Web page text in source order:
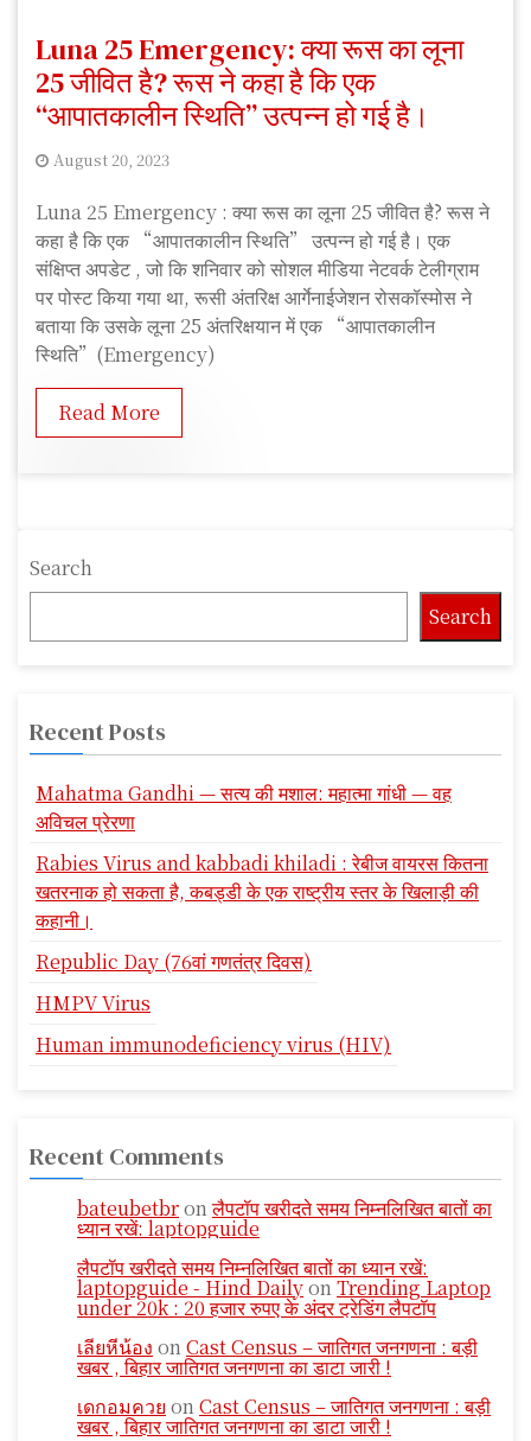
Luna 25 Emergency: क्या रूस का लूना
25 जीवित है? रूस ने कहा है कि एक
“आपातकालीन स्थिति” उत्पन्न हो गई है।
August 20, 2023
S
f
e
e
d
Luna 25 Emergency : क्या रूस का लूना 25 जीवित है? रूस ने
कहा है कि एक “आपातकालीन स्थिति” उत्पन्न हो गई है। एक
संक्षिप्त अपडेट , जो कि शनिवार को सोशल मीडिया नेटवर्क टेलीग्राम
पर पोस्ट किया गया था, रूसी अंतरिक्ष आर्गेनाईजेशन रोसकॉस्मोस ने
बताया कि उसके लूना 25 अंतरिक्षयान में एक “आपातकालीन
स्थिति”(Emergency)
Read More
Search
Search
Recent Posts
Mahatma Gandhi — सत्य की मशाल: महात्मा गांधी — वह
अविचल प्रेरणा
Rabies Virus and kabbadi khiladi : रेबीज वायरस कितना
खतरनाक हो सकता है, कबड्डी के एक राष्ट्रीय स्तर के खिलाड़ी की
कहानी।
Republic Day (76वां गणतंत्र दिवस)
HMPV Virus
Human immunodeficiency virus (HIV)
Recent Comments
bateubetbronलैपटॉप खरीदते समय निम्नलिखित बातों का
ध्यान रखें: laptopguide
लैपटॉप खरीदते समय निम्नलिखित बातों का ध्यान रखें:
laptopguide - Hind DailyonTrending Laptop
under 20k : 20 हजार रुपए के अंदर ट्रेडिंग लैपटॉप
เลียหีน้อง onCast Census – जातिगत जनगणना : बड़ी
खबर , बिहार जातिगत जनगणना का डाटा जारी !
เดกอมควย onCast Census – जातिगत जनगणना : बड़ी
खबर , बिहार जातिगत जनगणना का डाटा जारी !